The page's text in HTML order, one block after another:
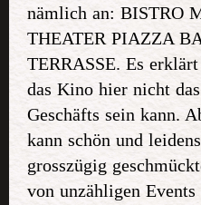
nämlich an: BISTRO
THEATER PIAZZA
TERRASSE. Es
das Kino hier nicht
Geschäfts sein kann.
kann schön und
grosszügig
von unzähligen